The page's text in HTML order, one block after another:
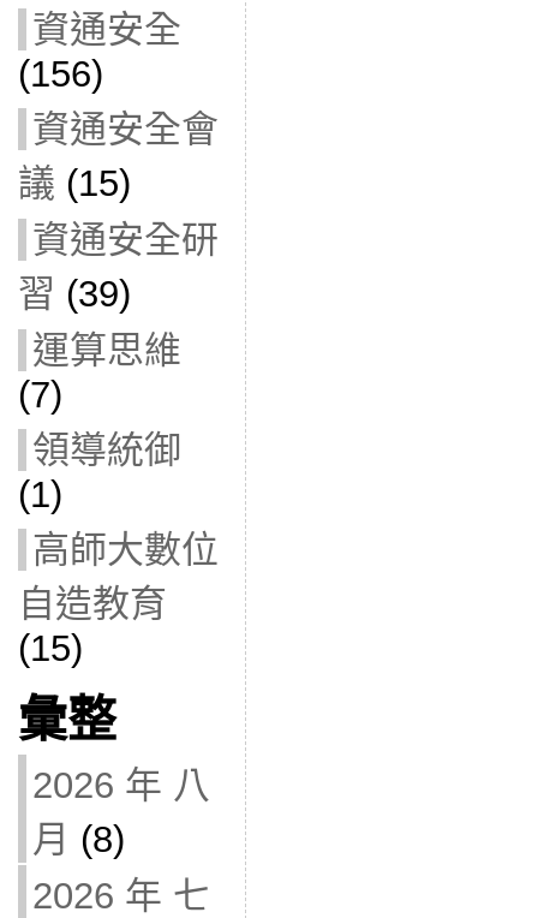
資通安全
(156)
資通安全會
議 (15)
資通安全研
習 (39)
運算思維
(7)
領導統御
(1)
高師大數位
自造教育
(15)
彙整
2026 年 八
月 (8)
2026 年 七